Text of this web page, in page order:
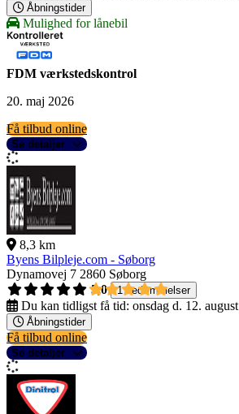
Åbningstider
Mulighed for lånebil
FDM værkstedskontrol
20. maj 2026
Få tilbud online
Se detaljer
8,3 km
Byens Bilpleje.com - Søborg
Dynamovej 7 2860 Søborg
5,0
1 bedømmelser
Du kan tidligst få tid: onsdag d. 12. august
Åbningstider
Få tilbud online
Se detaljer